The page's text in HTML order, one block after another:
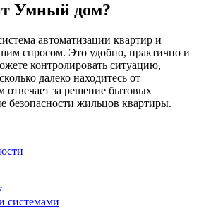
Умный дом?
автоматизации квартир и
спросом. Это удобно, практично и
контролировать ситуацию,
далеко находитесь от
за решение бытовых
безопасности жильцов квартиры.
системами